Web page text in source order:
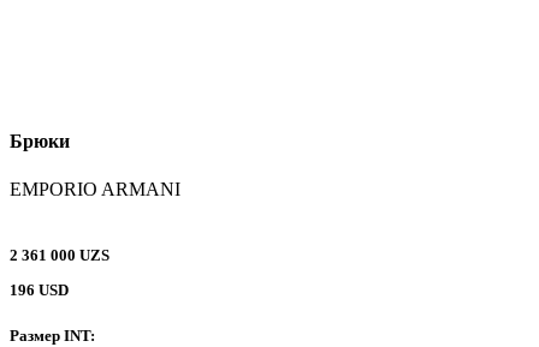
Брюки
EMPORIO ARMANI
2 361 000 UZS
196 USD
Размер INT: